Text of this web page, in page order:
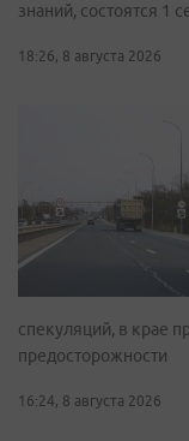
знаний, состоятся 1
18:26, 8 августа 2026
спекуляций, в крае
предосторожности
16:24, 8 августа 2026